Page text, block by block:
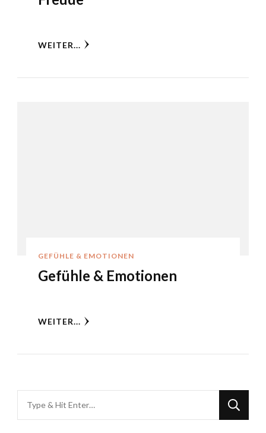
WEITER...
GEFÜHLE & EMOTIONEN
Gefühle & Emotionen
WEITER...